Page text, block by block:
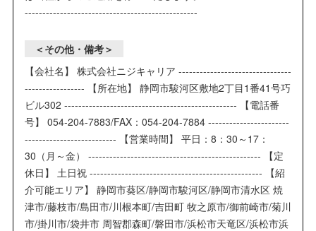
-------------------------------------------------
＜その他・備考＞
【会社名】 株式会社ニジキャリア --------------------------------
----------------- 【所在地】 静岡市駿河区敷地2丁目1番41号巧
ビル302 ------------------------------------------------- 【電話番
号】 054-204-7883/FAX：054-204-7884 -----------------------
-------------------------- 【営業時間】 平日：8：30～17：
30（月～金） ------------------------------------------------- 【定
休日】 土日祝 ------------------------------------------------- 【紹
介可能エリア】 静岡市葵区/静岡市駿河区/静岡市清水区 焼
津市/藤枝市/島田市/川根本町/吉田町 牧之原市/御前崎市/菊川
市/掛川市/袋井市 周智郡森町/磐田市/浜松市天竜区/浜松市浜